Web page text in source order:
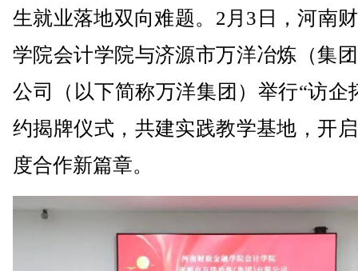
生就业落地双向难题。2月3日，河南
学院会计学院与济源市万洋冶炼（集
公司（以下简称万洋集团）举行“访企
约揭牌仪式，共建实践教学基地，开
度合作新篇章。